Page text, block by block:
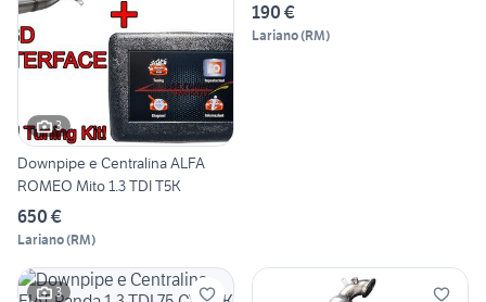
3
Downpipe e Centralina ALFA
ROMEO Mito 1.3 TDI T5K
650 €
Lariano(RM)
190 €
Lariano(RM)
3